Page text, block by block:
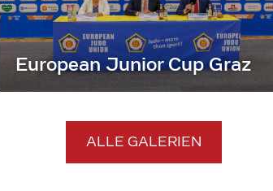
European Junior Cup Graz
ALLE GALERIEN